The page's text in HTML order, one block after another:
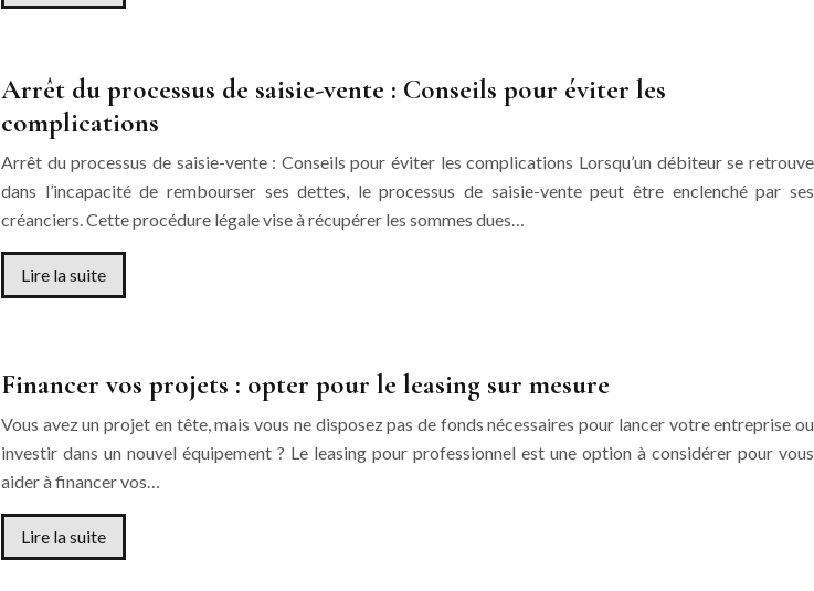
Arrêt du processus de saisie-vente : Conseils pour éviter les
complications
Arrêt du processus de saisie-vente : Conseils pour éviter les complications Lorsqu’un débiteur se retrouve
dans l’incapacité de rembourser ses dettes, le processus de saisie-vente peut être enclenché par ses
créanciers. Cette procédure légale vise à récupérer les sommes dues…
Lire la suite
Financer vos projets : opter pour le leasing sur mesure
Vous avez un projet en tête, mais vous ne disposez pas de fonds nécessaires pour lancer votre entreprise ou
investir dans un nouvel équipement ? Le leasing pour professionnel est une option à considérer pour vous
aider à financer vos…
Lire la suite